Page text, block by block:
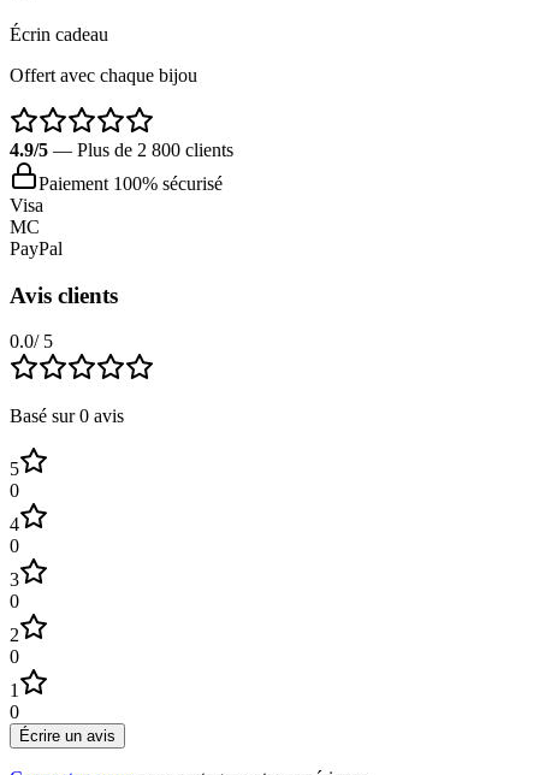
Écrin cadeau
Offert avec chaque bijou
4.9/5 — Plus de 2 800 clients
Paiement 100% sécurisé
Visa
MC
PayPal
Avis clients
0.0/ 5
Basé sur0 avis
5
0
4
0
3
0
2
0
1
0
Écrire un avis